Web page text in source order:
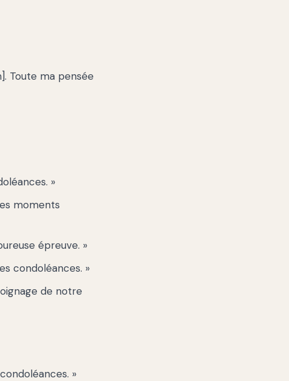
Toute ma pensée
»
moments
épreuve. »
condoléances. »
de notre
»